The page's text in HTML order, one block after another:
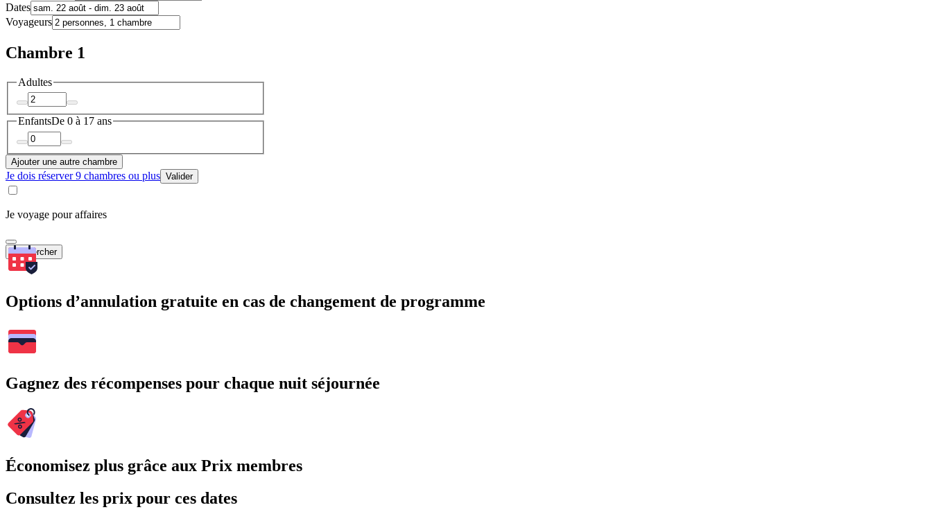
Dates
Voyageurs
Chambre 1
Adultes
EnfantsDe 0 à 17 ans
Ajouter une autre chambre
Je dois réserver 9 chambres ou plus Valider
Je voyage pour affaires
Rechercher
Options d’annulation gratuite en cas de changement de programme
Gagnez des récompenses pour chaque nuit séjournée
Économisez plus grâce aux Prix membres
Consultez les prix pour ces dates